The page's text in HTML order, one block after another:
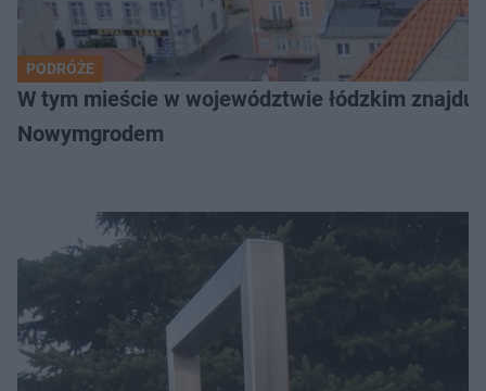
PODRÓŻE
W tym mieście w województwie łódzkim
Nowymgrodem